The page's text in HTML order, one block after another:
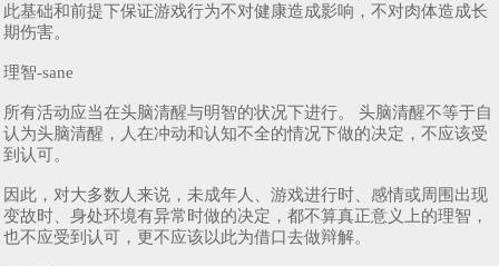
此基础和前提下保证游戏行为不对健康造成影响，不对肉体造成长
期伤害。
理智-sane
所有活动应当在头脑清醒与明智的状况下进行。 头脑清醒不等于自
认为头脑清醒，人在冲动和认知不全的情况下做的决定，不应该受
到认可。
因此，对大多数人来说，未成年人、游戏进行时、感情或周围出现
变故时、身处环境有异常时做的决定，都不算真正意义上的理智，
也不应受到认可，更不应该以此为借口去做辩解。